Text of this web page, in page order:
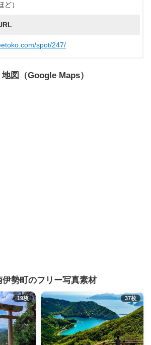
）
spot/247/
図（Google Maps）
勢町のフリー写真素材
19枚 37枚